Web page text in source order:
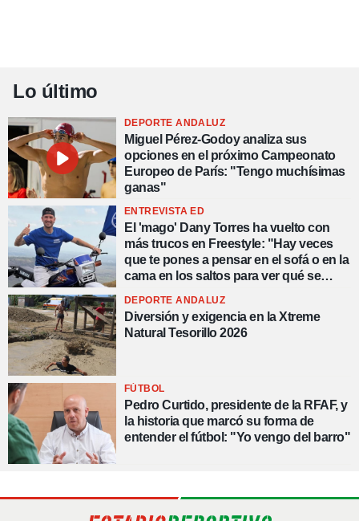
Lo último
DEPORTE ANDALUZ
Miguel Pérez-Godoy analiza sus
opciones en el próximo Campeonato
Europeo de París: "Tengo muchísimas
ganas"
ENTREVISTA ED
El 'mago' Dany Torres ha vuelto con
más trucos en Freestyle: "Hay veces
que te pones a pensar en el sofá o en la
cama en los saltos para ver qué se
DEPORTE ANDALUZ
Diversión y exigencia en la Xtreme
Natural Tesorillo 2026
FÚTBOL
Pedro Curtido, presidente de la RFAF, y
la historia que marcó su forma de
entender el fútbol: "Yo vengo del barro"